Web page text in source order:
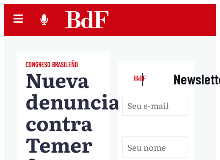
CONGRESO BRASILEÑO
Nueva
denuncia
contra
Temer
|